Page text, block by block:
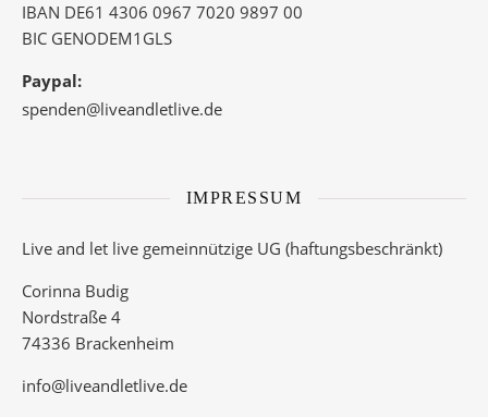
IBAN DE61 4306 0967 7020 9897 00
BIC GENODEM1GLS
Paypal:
spenden@liveandletlive.de
IMPRESSUM
Live and let live gemeinnützige UG (haftungsbeschränkt)
Corinna Budig
Nordstraße 4
74336 Brackenheim
info@liveandletlive.de